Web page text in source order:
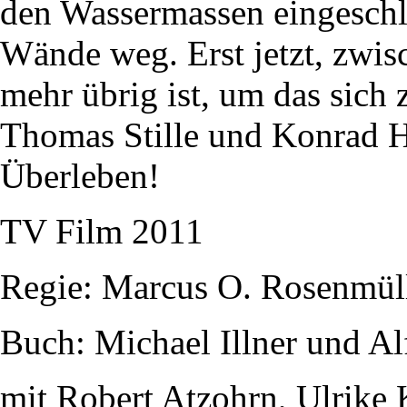
den Wassermassen
Wände weg. Erst jetzt,
mehr übrig ist, um das sich
Thomas Stille und Konrad
Überleben!
TV Film 2011
Regie: Marcus O.
Buch: Michael Illner und
mit Robert Atzohrn, Ulrike